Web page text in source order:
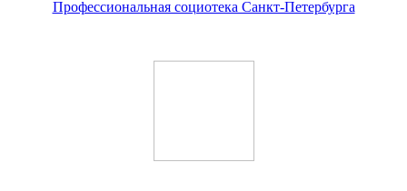
Профессиональная социотека Санкт-Петербурга